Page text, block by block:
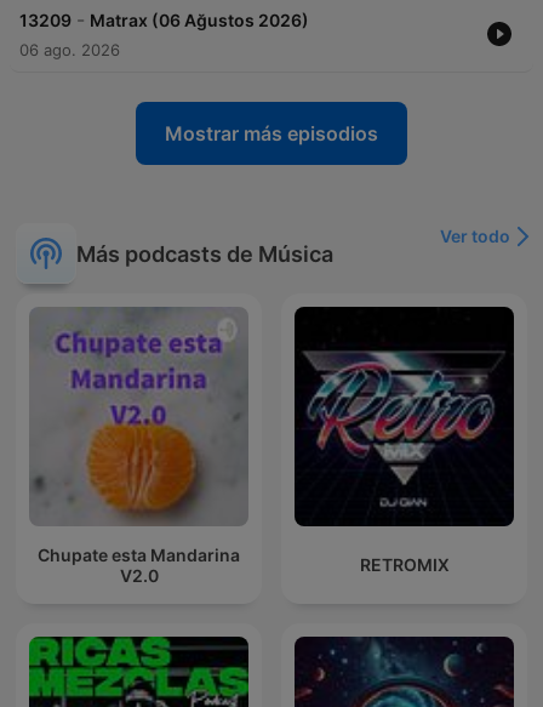
13209 - Matrax (06 Ağustos 2026)
06 ago. 2026
Mostrar más episodios
Más podcasts de Música
Ver todo
Chupate esta Mandarina
V2.0
RETROMIX